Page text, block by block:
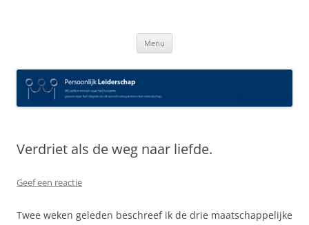
Menu
Verdriet als de weg naar liefde.
Geef een reactie
Twee weken geleden beschreef ik de drie maatschappelijke